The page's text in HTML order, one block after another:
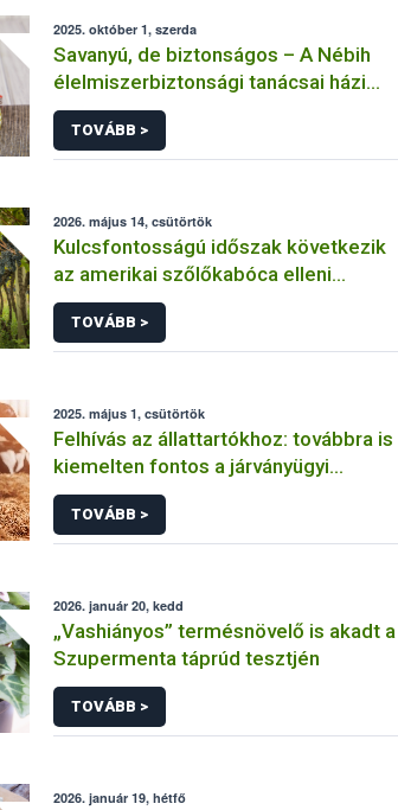
2025. október 1, szerda
Savanyú, de biztonságos – A Nébih
élelmiszerbiztonsági tanácsai házi
fermentáláshoz
TOVÁBB >
2026. május 14, csütörtök
Kulcsfontosságú időszak következik
az amerikai szőlőkabóca elleni
védekezésben
TOVÁBB >
2025. május 1, csütörtök
Felhívás az állattartókhoz: továbbra is
kiemelten fontos a járványügyi
előírások betartása!
TOVÁBB >
2026. január 20, kedd
„Vashiányos” termésnövelő is akadt a
Szupermenta táprúd tesztjén
TOVÁBB >
2026. január 19, hétfő